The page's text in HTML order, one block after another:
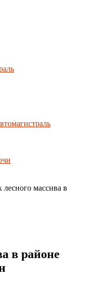
лесного массива в
в районе